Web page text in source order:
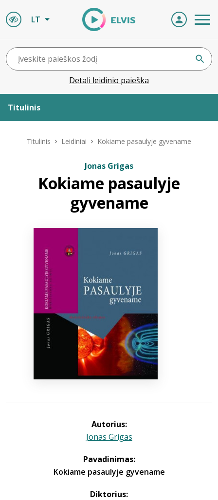
LT
Detali leidinio paieška
Titulinis
ELVIS atvyksta
info@elvislab.lt
Titulinis Leidiniai Kokiame pasaulyje gyvename
Jonas Grigas
Kokiame pasaulyje
gyvename
Autorius:
Jonas Grigas
Pavadinimas:
Kokiame pasaulyje gyvename
Diktorius: